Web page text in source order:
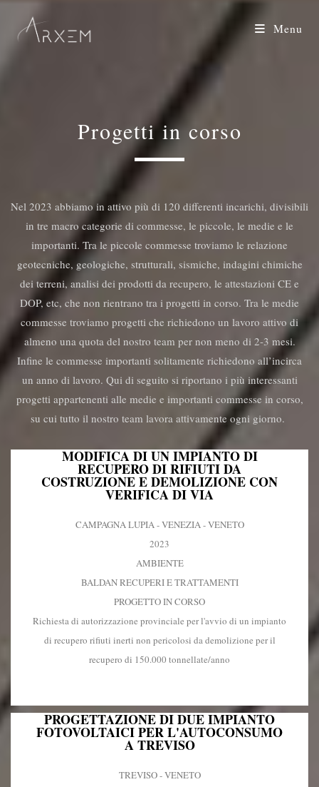
Menu
Progetti in corso
Nel 2023 abbiamo in attivo più di 120 differenti incarichi, divisibili
in tre macro categorie di commesse, le piccole, le medie e le
importanti. Tra le piccole commesse troviamo le relazione
geotecniche, geologiche, strutturali, sismiche, indagini chimiche
dei terreni, analisi dei prodotti da recupero, le attestazioni CE e
DOP, etc, che non rientrano tra i progetti in corso. Tra le medie
commesse troviamo progetti che richiedono un lavoro attivo di
almeno una quota del nostro team per non meno di 2-3 mesi.
Infine le commesse importanti solitamente richiedono all’incirca
un anno di lavoro. Qui di seguito si riportano i più interessanti
progetti appartenenti alle medie e importanti commesse in corso,
su cui tutto il nostro team lavora attivamente ogni giorno.
MODIFICA DI UN IMPIANTO DI
RECUPERO DI RIFIUTI DA
COSTRUZIONE E DEMOLIZIONE CON
VERIFICA DI VIA
CAMPAGNA LUPIA - VENEZIA - VENETO
2023
AMBIENTE
BALDAN RECUPERI E TRATTAMENTI
PROGETTO IN CORSO
Richiesta di autorizzazione provinciale per l'avvio di un impianto
di recupero rifiuti inerti non pericolosi da demolizione per il
recupero di 150.000 tonnellate/anno
PROGETTAZIONE DI DUE IMPIANTO
FOTOVOLTAICI PER L'AUTOCONSUMO
A TREVISO
TREVISO - VENETO